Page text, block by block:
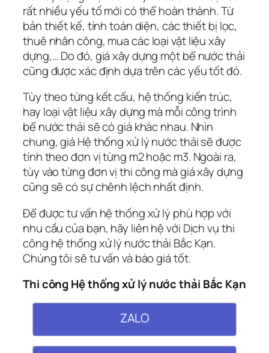
rất nhiều yếu tố mới có thể hoàn thành. Từ
bản thiết kế, tính toán diện, các thiết bị lọc,
thuê nhân công, mua các loại vật liệu xây
dựng,… Do đó, giá xây dựng một bể nước thải
cũng được xác định dựa trên các yếu tốt đó.
Tùy theo từng kết cấu, hệ thống kiến trúc,
hay loại vật liệu xây dựng mà mỗi công trình
bể nước thải sẽ có giá khác nhau. Nhìn
chung, giá Hệ thống xử lý nước thải sẽ được
tính theo đơn vị từng m2 hoặc m3. Ngoài ra,
tùy vào từng đơn vị thi công mà giá xây dựng
cũng sẽ có sự chênh lệch nhất định.
Để được tư vấn hệ thống xử lý phù hợp với
nhu cầu của bạn, hãy liên hệ với Dịch vụ thi
công hệ thống xử lý nước thải Bắc Kạn.
Chúng tôi sẽ tư vấn và báo giá tốt.
Thi công Hệ thống xử lý nước thải Bắc Kạn
ZALO